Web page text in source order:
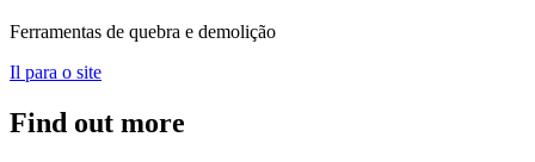
Ferramentas de quebra e demolição
Il para o site
Find out more